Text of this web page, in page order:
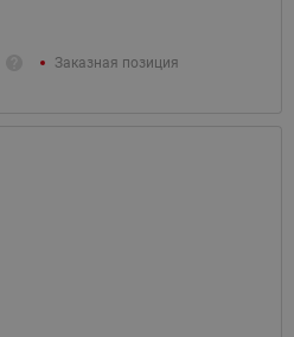
Заказная позиция